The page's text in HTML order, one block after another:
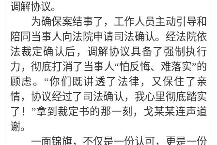
调解协议。
为确保案结事了，工作人员主动引导和
陪同当事人向法院申请司法确认。经法院依
法裁定确认后，调解协议具备了强制执行
力，彻底打消了当事人“怕反悔、难落实”的
顾虑。“你们既讲透了法律，又保住了亲
情，协议经过了司法确认，我心里彻底踏实
了！”拿到裁定书的那一刻，戈某某连声道
谢。
一面锦旗，不仅是一份认可，更是一份